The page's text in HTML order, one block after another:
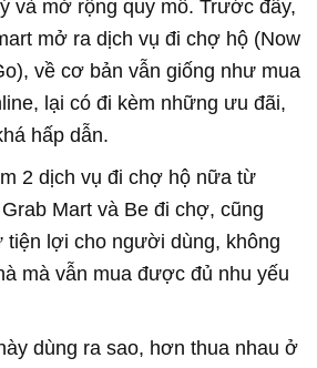
và mở rộng quy mô. Trước đây,
mở ra dịch vụ đi chợ hộ (Now
về cơ bản vẫn giống như mua
lại có đi kèm những ưu đãi,
hấp dẫn.
2 dịch vụ đi chợ hộ nữa từ
Mart và Be đi chợ, cũng
tiện lợi cho người dùng, không
mà vẫn mua được đủ nhu yếu
dùng ra sao, hơn thua nhau ở